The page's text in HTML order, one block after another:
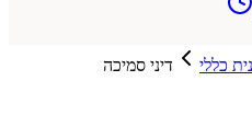
דיני סמיכה